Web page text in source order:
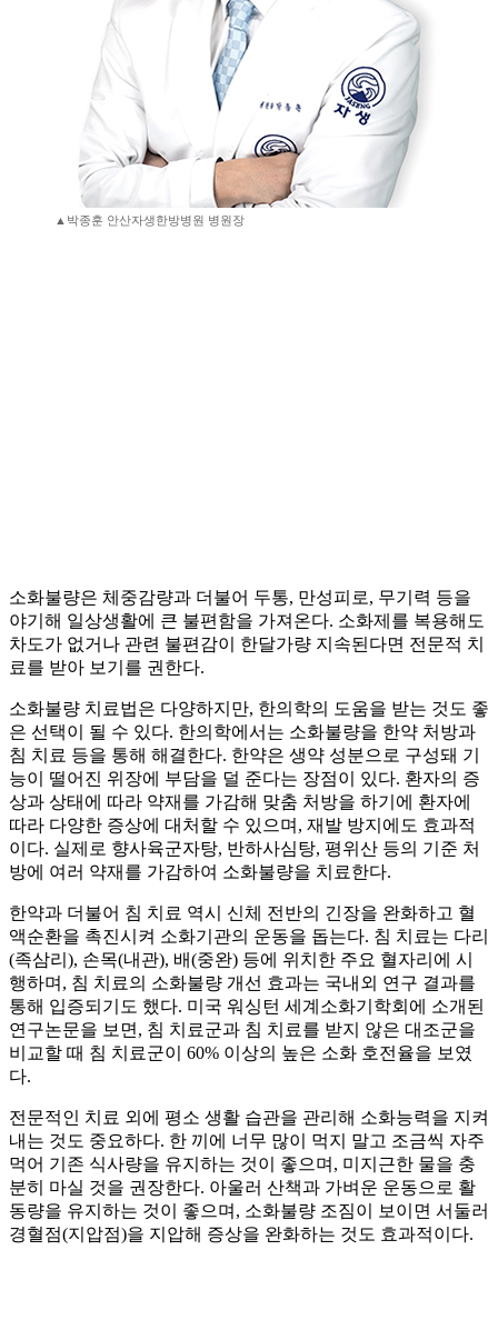
▲박종훈 안산자생한방병원 병원장
소화불량은 체중감량과 더불어 두통, 만성피로, 무기력 등을
야기해 일상생활에 큰 불편함을 가져온다. 소화제를 복용해도
차도가 없거나 관련 불편감이 한달가량 지속된다면 전문적 치
료를 받아 보기를 권한다.
소화불량 치료법은 다양하지만, 한의학의 도움을 받는 것도 좋
은 선택이 될 수 있다. 한의학에서는 소화불량을 한약 처방과
침 치료 등을 통해 해결한다. 한약은 생약 성분으로 구성돼 기
능이 떨어진 위장에 부담을 덜 준다는 장점이 있다. 환자의 증
상과 상태에 따라 약재를 가감해 맞춤 처방을 하기에 환자에
따라 다양한 증상에 대처할 수 있으며, 재발 방지에도 효과적
이다. 실제로 향사육군자탕, 반하사심탕, 평위산 등의 기준 처
방에 여러 약재를 가감하여 소화불량을 치료한다.
한약과 더불어 침 치료 역시 신체 전반의 긴장을 완화하고 혈
액순환을 촉진시켜 소화기관의 운동을 돕는다. 침 치료는 다리
(족삼리), 손목(내관), 배(중완) 등에 위치한 주요 혈자리에 시
행하며, 침 치료의 소화불량 개선 효과는 국내외 연구 결과를
통해 입증되기도 했다. 미국 워싱턴 세계소화기학회에 소개된
연구논문을 보면, 침 치료군과 침 치료를 받지 않은 대조군을
비교할 때 침 치료군이 60% 이상의 높은 소화 호전율을 보였
다.
전문적인 치료 외에 평소 생활 습관을 관리해 소화능력을 지켜
내는 것도 중요하다. 한 끼에 너무 많이 먹지 말고 조금씩 자주
먹어 기존 식사량을 유지하는 것이 좋으며, 미지근한 물을 충
분히 마실 것을 권장한다. 아울러 산책과 가벼운 운동으로 활
동량을 유지하는 것이 좋으며, 소화불량 조짐이 보이면 서둘러
경혈점(지압점)을 지압해 증상을 완화하는 것도 효과적이다.